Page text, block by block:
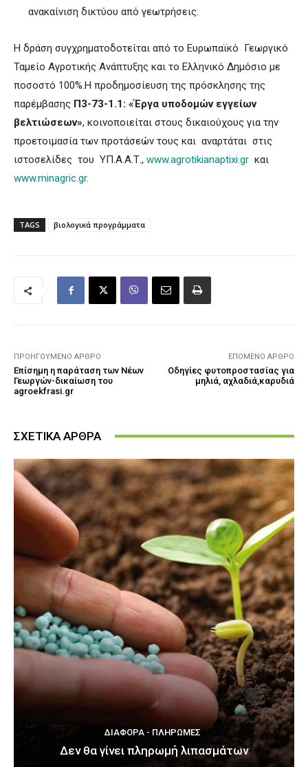
ανακαίνιση δικτύου από γεωτρήσεις.
Η δράση συγχρηματοδοτείται από το Ευρωπαϊκό Γεωργικό
Ταμείο Αγροτικής Ανάπτυξης και το Ελληνικό Δημόσιο με
ποσοστό 100%.Η προδημοσίευση της πρόσκλησης της
παρέμβασης Π3-73-1.1: «Έργα υποδομών εγγείων
βελτιώσεων», κοινοποιείται στους δικαιούχους για την
προετοιμασία των προτάσεών τους και αναρτάται στις
ιστοσελίδες του ΥΠ.Α.Α.Τ., www.agrotikianaptixi.gr και
www.minagric.gr.
TAGS βιολογικά προγράμματα
ΠΡΟΗΓΟΎΜΕΝΟ ΆΡΘΡΟ
Επίσημη η παράταση των Νέων
Γεωργών-δικαίωση του
agroekfrasi.gr
ΕΠΌΜΕΝΟ ΆΡΘΡΟ
Οδηγίες φυτοπροστασίας για
μηλιά, αχλαδιά,καρυδιά
ΣΧΕΤΙΚΑ ΑΡΘΡΑ
ΔΙΆΦΟΡΑ - ΠΛΗΡΩΜΈΣ
Δεν θα γίνει πληρωμή λιπασμάτων